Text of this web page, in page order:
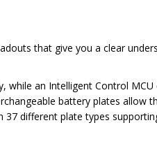
that give you a clear
an Intelligent Control
battery plates
different plate types